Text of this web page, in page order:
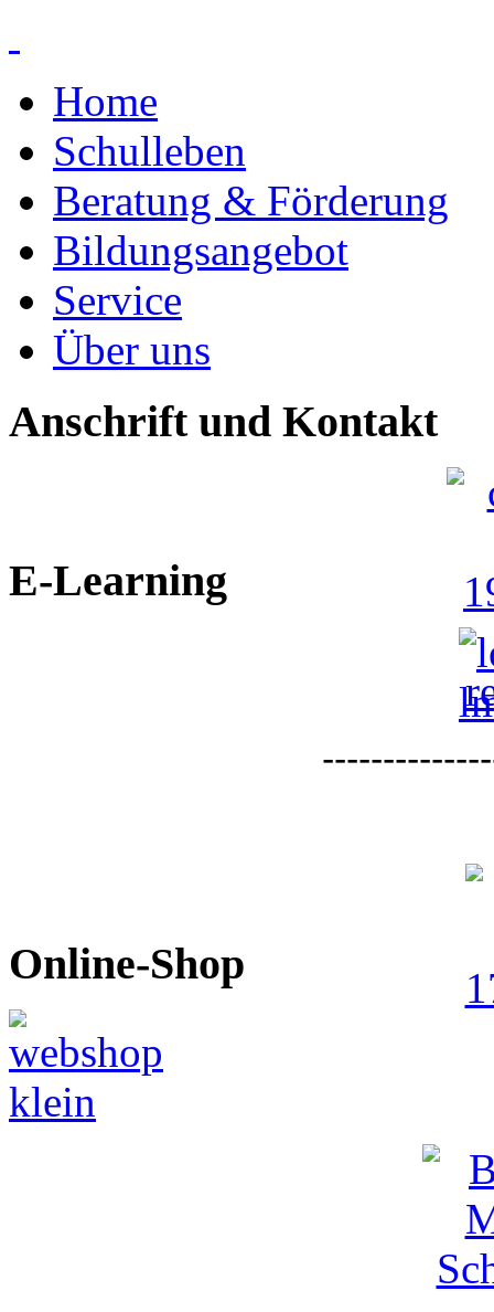
Home
Schulleben
Beratung & Förderung
Bildungsangebot
Service
Über uns
Anschrift und Kontakt
E-Learning
Online-Shop